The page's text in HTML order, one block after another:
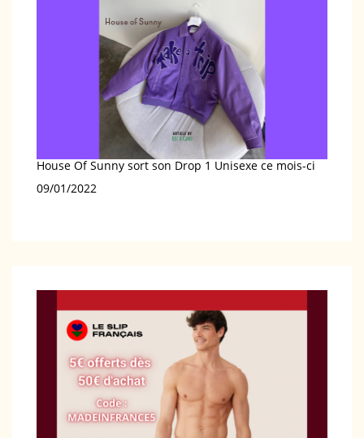
House Of Sunny sort son Drop 1 Unisexe ce mois-ci
Date
09/01/2022